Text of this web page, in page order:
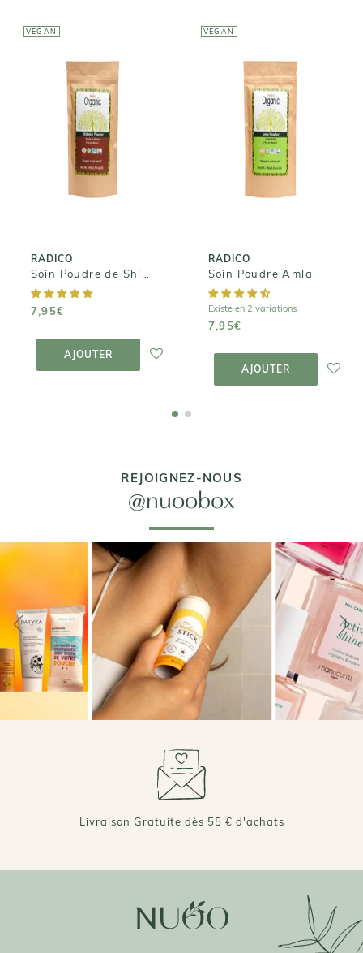
+ DE 70 000 AVIS VÉRIFIÉS 4,7/5 ⭐️
VEGAN
RADICO
7,95€
AJOUTER
RADICO
Soin Poudre de
Shikakai
7,95€
PANIER
VEGAN
RADICO
Soin Poudre Amla
Existe en 2 variations
7,95€
AJOUTER
RADICO
Soin Poudre
Amla
PANIER
REJOIGNEZ-NOUS
@nuoobox
Livraison Gratuite dès 55 € d'achats